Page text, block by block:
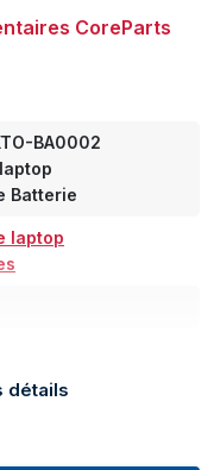
CoreParts
BA0002
Batterie
laptop
détails